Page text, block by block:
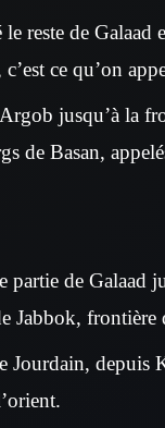
reste de Galaad
ce qu’on
jusqu’à la
de Basan,
de Galaad
Jabbok, frontière
depuis